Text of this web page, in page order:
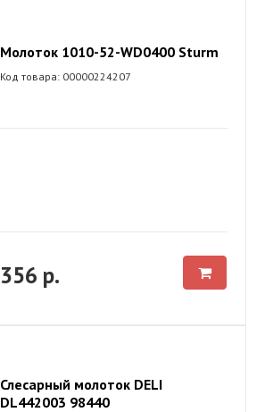
Молоток 1010-52-WD0400 Sturm
Код товара: 00000224207
356 р.
Слесарный молоток DELI
DL442003 98440